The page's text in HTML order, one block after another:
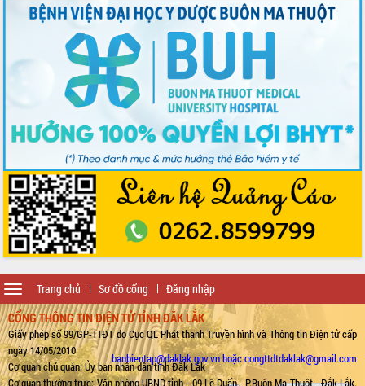
Trang chủ Sơ đồ cổng Đăng nhập
Toggle
navigation
CỔNG THÔNG TIN ĐIỆN TỬ TỈNH ĐẮK LẮK
Giấy phép số 99/GP-TTĐT do Cục QL Phát thanh Truyền hình và Thông tin Điện tử cấp
ngày 14/05/2010
Cơ quan chủ quản: Ủy ban nhân dân tỉnh Đắk Lắk
Cơ quan thường trực: Văn phòng UBND tỉnh - 09 Lê Duẩn - P.Buôn Ma Thuột - Đắk Lắk.
banbientap@daklak.gov.vn hoặc congttdtdaklak@gmail.com